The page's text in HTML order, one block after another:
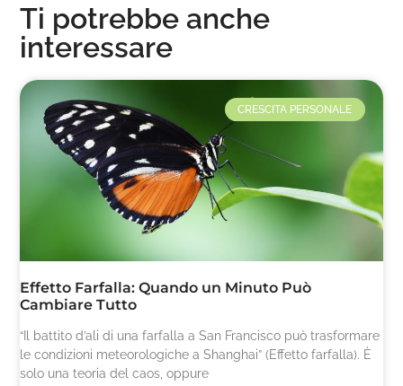
Ti potrebbe anche
interessare
CRESCITA PERSONALE
Effetto Farfalla: Quando un Minuto Può
Cambiare Tutto
“Il battito d’ali di una farfalla a San Francisco può trasformare
le condizioni meteorologiche a Shanghai” (Effetto farfalla). È
solo una teoria del caos, oppure